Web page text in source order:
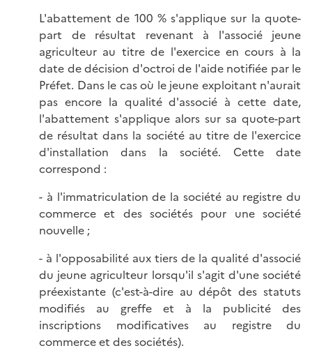
L'abattement de 100 % s'applique sur la quote-
part de résultat revenant à l'associé jeune
agriculteur au titre de l'exercice en cours à la
date de décision d'octroi de l'aide notifiée par le
Préfet. Dans le cas où le jeune exploitant n'aurait
pas encore la qualité d'associé à cette date,
l'abattement s'applique alors sur sa quote-part
de résultat dans la société au titre de l'exercice
d'installation dans la société. Cette date
correspond :
- à l'immatriculation de la société au registre du
commerce et des sociétés pour une société
nouvelle ;
- à l'opposabilité aux tiers de la qualité d'associé
du jeune agriculteur lorsqu'il s'agit d'une société
préexistante (c'est-à-dire au dépôt des statuts
modifiés au greffe et à la publicité des
inscriptions modificatives au registre du
commerce et des sociétés).